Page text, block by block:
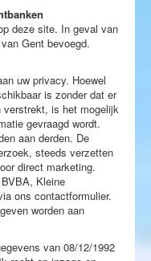
deze site. In geval van
Gent bevoegd.
uw privacy. Hoewel
is zonder dat er
verstrekt, is het mogelijk
gevraagd wordt.
aan derden. De
steeds verzetten
direct marketing.
Kleine
ons contactformulier.
worden aan
van 08/12/1992